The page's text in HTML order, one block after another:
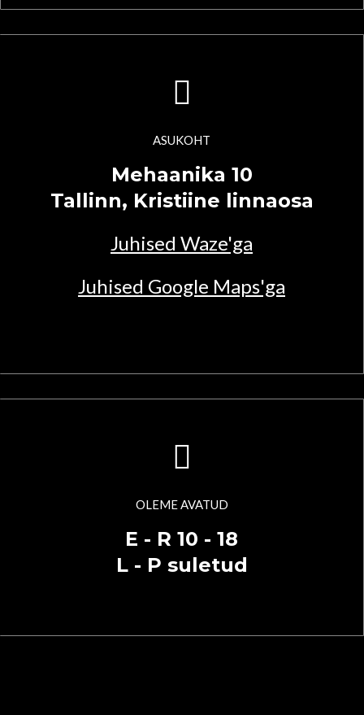
ASUKOHT
Mehaanika 10
Tallinn, Kristiine linnaosa
Juhised Waze'ga
Juhised Google Maps'ga
OLEME AVATUD
E - R 10 - 18
L - P suletud